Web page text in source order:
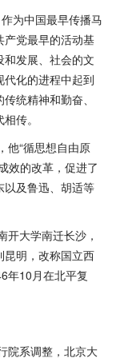
为中国最早传播马
产党最早的活动基
发展、社会的文
化的进程中起到
统精神和勤奋、
传。
他“循思想自由原
效的改革，促进了
以及鲁迅、胡适等
大学南迁长沙，
昆明，改称国立西
年10月在北平复
院系调整，北京大